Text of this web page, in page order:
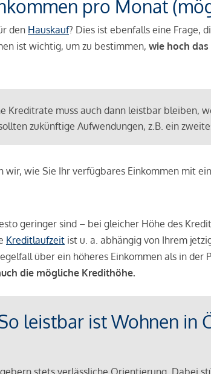
pro Monat
den Hauskauf? Dies ist ebenfalls eine Frage,
ist wichtig, um zu bestimmen, wie hoch
Kreditrate muss auch dann leistbar bleiben,
zukünftige Aufwendungen, z.B. ein
wir, wie Sie Ihr verfügbares Einkommen mit
geringer sind – bei gleicher Höhe des
Kreditlaufzeit ist u. a. abhängig von Ihrem
über ein höheres Einkommen als in der
die mögliche Kredithöhe.
leistbar ist Wohnen in